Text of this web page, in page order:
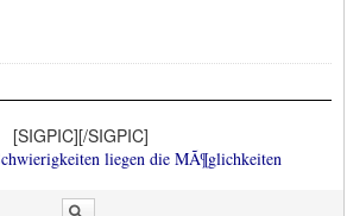
[SIGPIC][/SIGPIC]
liegen die MÃ¶glichkeiten